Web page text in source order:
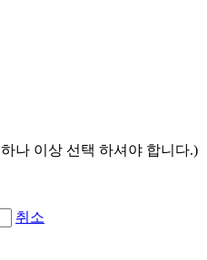
나 이상 선택 하셔야 합니다.)
취소